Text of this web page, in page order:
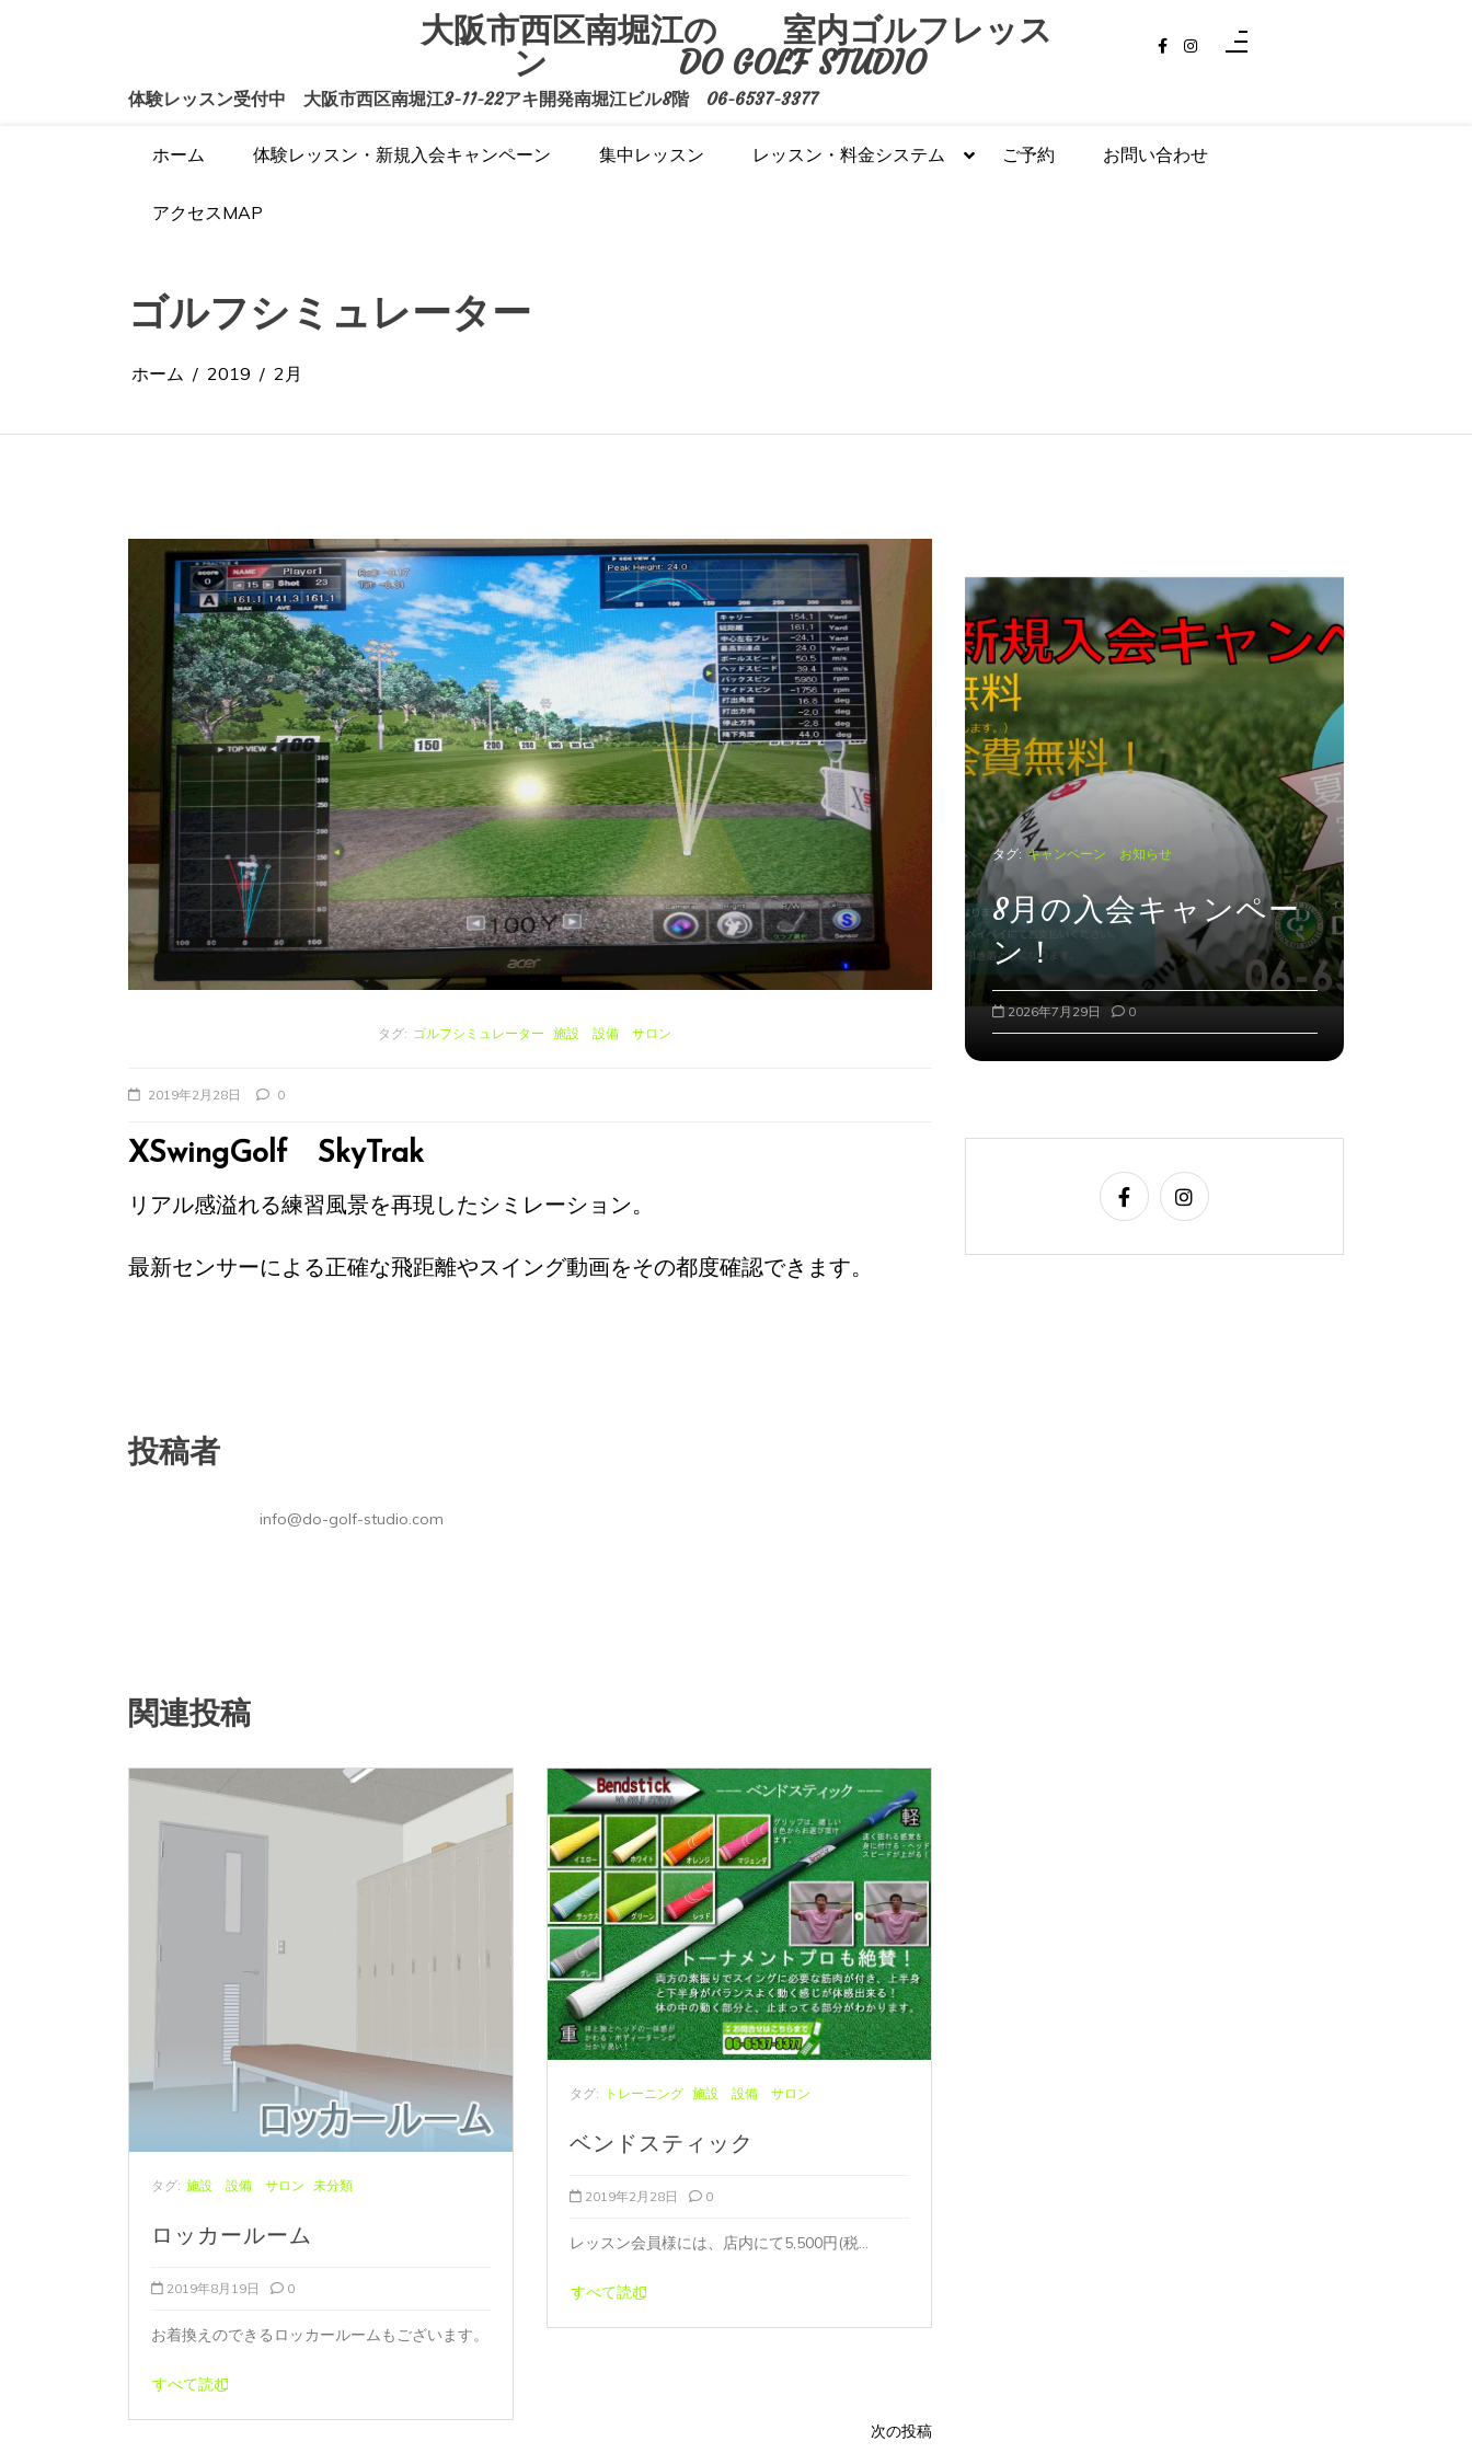
大阪市西区南堀江の 室内ゴルフレッス
ン DO GOLF STUDIO
体験レッスン受付中 大阪市西区南堀江3-11-22アキ開発南堀江ビル8階 06-6537-3377
ホーム 体験レッスン・新規入会キャンペーン 集中レッスン レッスン・料金システム ご予約 お問い合わせ
アクセスMAP
ゴルフシミュレーター
ホーム 2019 2月
タグ: ゴルフシミュレーター 施設 設備 サロン
2019年2月28日 0
XSwingGolf SkyTrak
リアル感溢れる練習風景を再現したシミレーション。
最新センサーによる正確な飛距離やスイング動画をその都度確認できます。
投稿者
info@do-golf-studio.com
関連投稿
タグ: 施設 設備 サロン 未分類
ロッカールーム
2019年8月19日 0
お着換えのできるロッカールームもございます。
すべて読む
タグ: トレーニング 施設 設備 サロン
ベンドスティック
2019年2月28日 0
レッスン会員様には、店内にて5,500円(税...
すべて読む
次の投稿
タグ: キャンペーン お知らせ
8月の入会キャンペー
ン！
タグ: 休講日のお知らせ
夏期休暇のお知らせ
タグ: キャンペーン お知らせ
8月の入会キャンペー
ン！
2026年7月29日 0